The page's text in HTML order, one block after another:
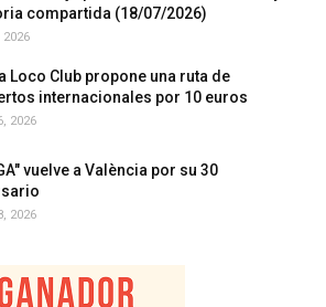
compartida (18/07/2026)
2026
Loco Club propone una ruta de
internacionales por 10 euros
2026
vuelve a València por su 30
2026